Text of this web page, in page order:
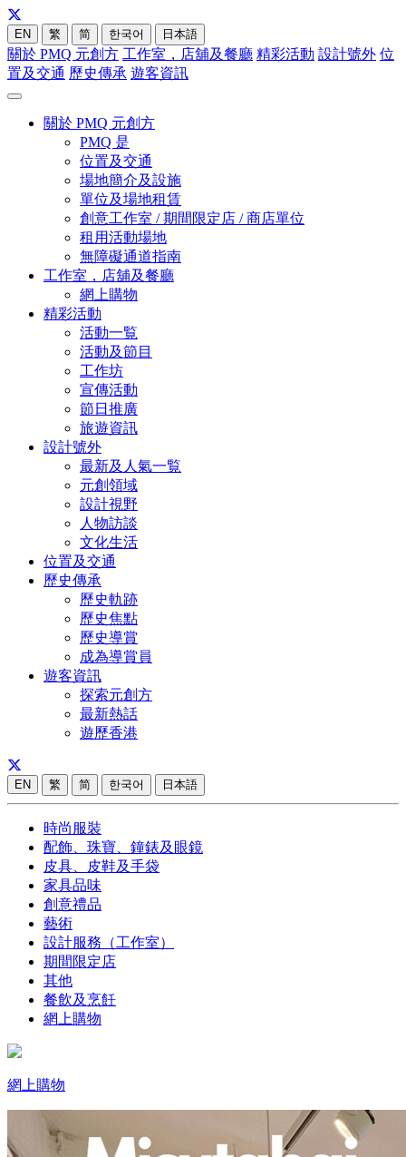
EN 繁 简 한국어 日本語
關於 PMQ 元創方 工作室，店舖及餐廳 精彩活動 設計號外 位
置及交通 歷史傳承 遊客資訊
關於 PMQ 元創方
PMQ 是
位置及交通
場地簡介及設施
單位及場地租賃
創意工作室 / 期間限定店 / 商店單位
租用活動場地
無障礙通道指南
工作室，店舖及餐廳
網上購物
精彩活動
活動一覧
活動及節目
工作坊
宣傳活動
節日推廣
旅遊資訊
設計號外
最新及人氣一覧
元創領域
設計視野
人物訪談
文化生活
位置及交通
歷史傳承
歷史軌跡
歷史焦點
歷史導賞
成為導賞員
遊客資訊
探索元創方
最新熱話
遊歷香港
EN 繁 简 한국어 日本語
時尚服裝
配飾、珠寶、鐘錶及眼鏡
皮具、皮鞋及手袋
家具品味
創意禮品
藝術
設計服務（工作室）
期間限定店
其他
餐飲及烹飪
網上購物
網上購物